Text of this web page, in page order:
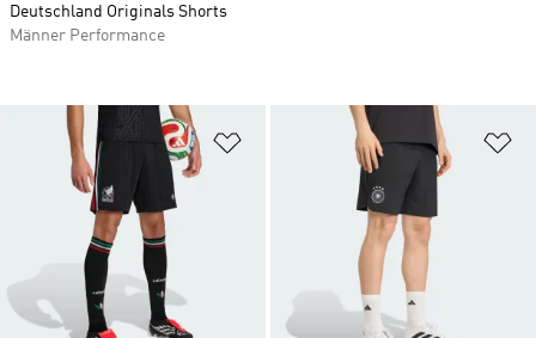
Zur Wunschliste hinzufügen
Deutschland Originals Shorts
Männer Performance